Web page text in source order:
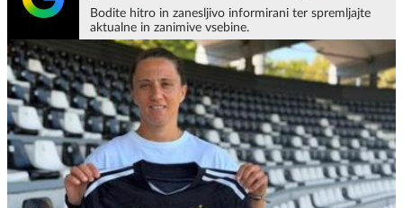
Bodite hitro in zanesljivo informirani ter spremljajte
aktualne in zanimive vsebine.